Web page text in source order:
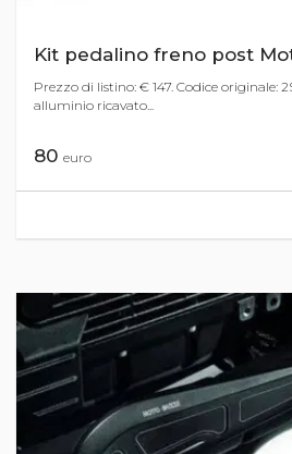
Kit pedalino freno post
Prezzo di listino: € 147. Codice originale:
alluminio ricavato...
80 euro